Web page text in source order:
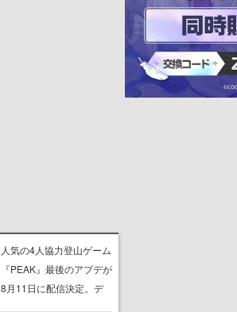
人気の4人協力登山ゲーム
『PEAK』最後のアプデが
8月11日に配信決定。デ